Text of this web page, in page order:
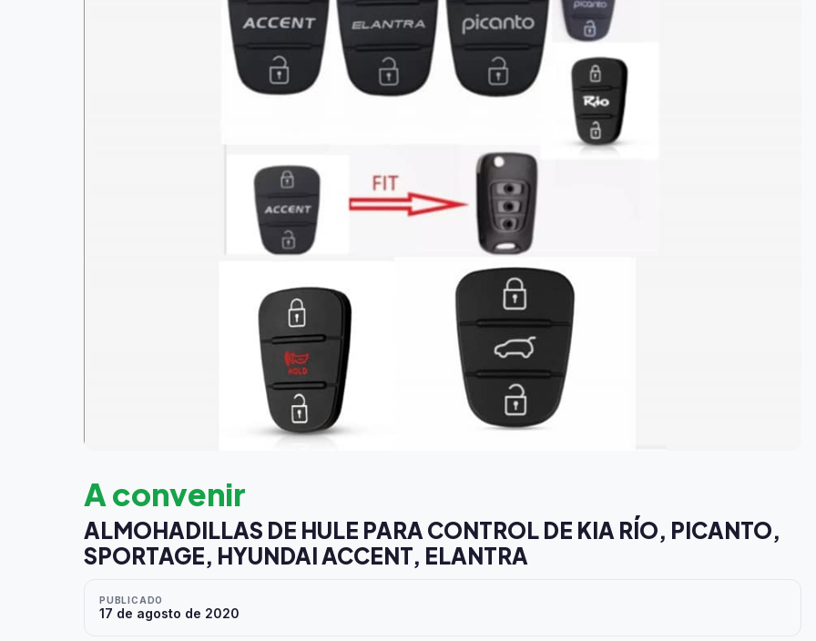
A convenir
ALMOHADILLAS DE HULE PARA CONTROL DE KIA RÍO, PICANTO,
SPORTAGE, HYUNDAI ACCENT, ELANTRA
PUBLICADO
17 de agosto de 2020